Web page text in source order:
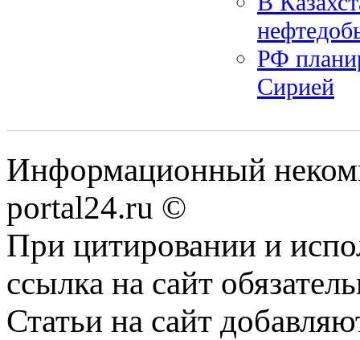
РФ
Сирией
Информационный
portal24.ru ©
При цитировании и
ссылка на сайт
Статьи на сайт